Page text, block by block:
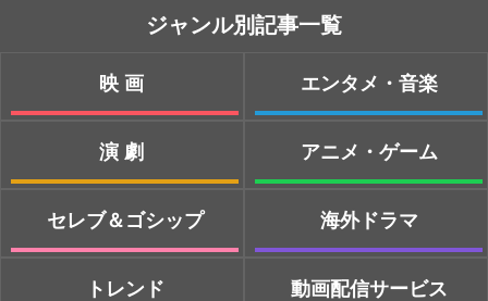
ジャンル別記事一覧
映画
演劇
セレブ＆ゴシップ
トレンド
エンタメ・音楽
アニメ・ゲーム
海外ドラマ
動画配信サービス